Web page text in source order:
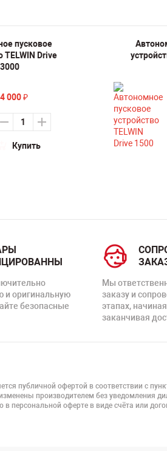
пусковое
TELWIN Drive
000 ₽
Купить
и оригинальную
безопасные
Мы
заказу и
этапах,
заканчивая
публичной офертой в соответствии с
производителем без уведомления
персональной оферте в виде счёта или